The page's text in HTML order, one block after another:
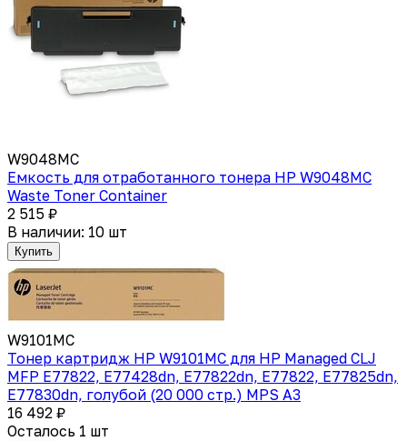
W9048MC
Емкость для отработанного тонера HP W9048MC
Waste Toner Container
2 515 ₽
В наличии: 10 шт
Купить
W9101MC
Тонер картридж HP W9101MC для HP Managed CLJ
MFP E77822, E77428dn, E77822dn, E77822, E77825dn,
E77830dn, голубой (20 000 стр.) MPS A3
16 492 ₽
Осталось 1 шт